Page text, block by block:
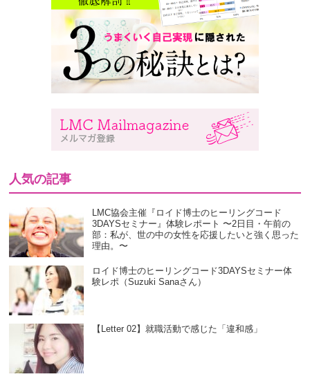
人気の記事
LMC協会主催『ロイド博士のヒーリングコード
3DAYSセミナー』体験レポート 〜2日目・午前の
部：私が、世の中の女性を応援したいと強く思った
理由。〜
ロイド博士のヒーリングコード3DAYSセミナー体
験レポ（Suzuki Sanaさん）
【Letter 02】就職活動で感じた「違和感」